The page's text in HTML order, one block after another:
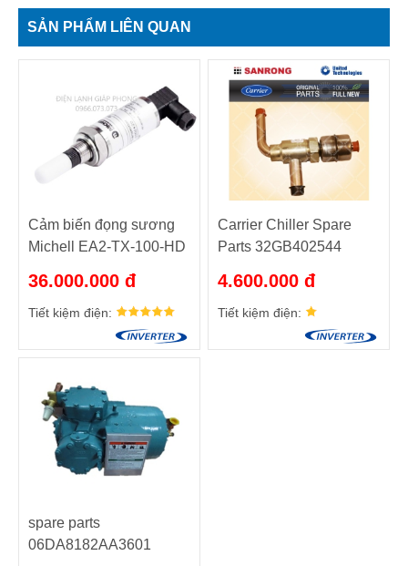
SẢN PHẨM LIÊN QUAN
Cảm biến đọng sương
Michell EA2-TX-100-HD
36.000.000 đ
Tiết kiệm điện:
Carrier Chiller Spare
Parts 32GB402544
4.600.000 đ
Tiết kiệm điện:
spare parts
06DA8182AA3601